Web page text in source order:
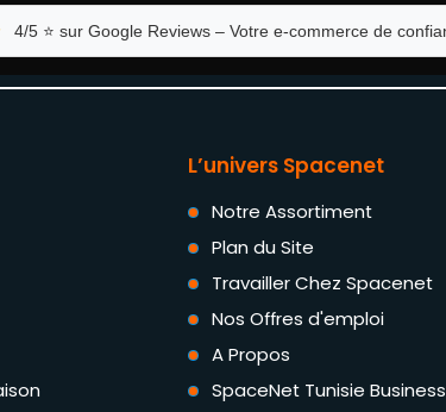
4/5 ⭐ sur Google Reviews – Votre e-commerce de
L’univers Spacenet
Notre Assortiment
Plan du Site
Travailler Chez Spacenet
Nos Offres d'emploi
A Propos
SpaceNet Tunisie Business